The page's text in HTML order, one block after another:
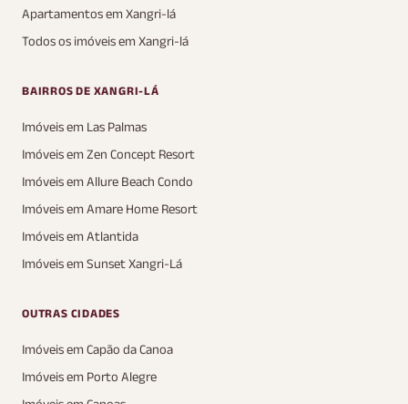
Apartamentos em Xangri-lá
Todos os imóveis em Xangri-lá
BAIRROS DE XANGRI-LÁ
Imóveis em Las Palmas
Imóveis em Zen Concept Resort
Imóveis em Allure Beach Condo
Imóveis em Amare Home Resort
Imóveis em Atlantida
Imóveis em Sunset Xangri-Lá
OUTRAS CIDADES
Imóveis em Capão da Canoa
Imóveis em Porto Alegre